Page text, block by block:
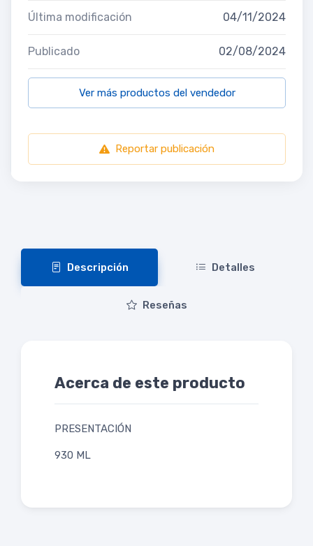
Última modificación 04/11/2024
Publicado 02/08/2024
Ver más productos del vendedor
Reportar publicación
Descripción Detalles
Reseñas
Acerca de este producto
PRESENTACIÓN
930 ML